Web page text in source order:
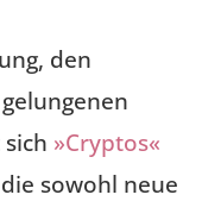
den
»Cryptos«
sowohl neue